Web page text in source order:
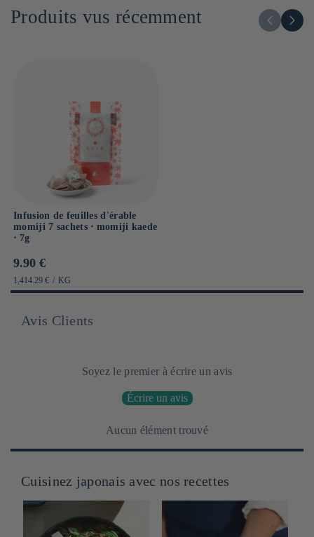
Dont sucres : g
Sel : 0g
Produits vus récemment
Infusion de feuilles d'érable
momiji 7 sachets ⋅ momiji kaede
⋅ 7g
Prix
habituel
9.90 €
PRIX
UNITAIRE
1,414.29 € / PAR
KG
Avis Clients
Soyez le premier à écrire un avis
Écrire un avis
Aucun élément trouvé
Cuisinez japonais avec nos recettes